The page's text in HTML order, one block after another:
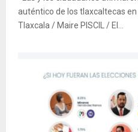
auténtico de los tlaxcaltecas
Tlaxcala / Maire PISCIL / El...